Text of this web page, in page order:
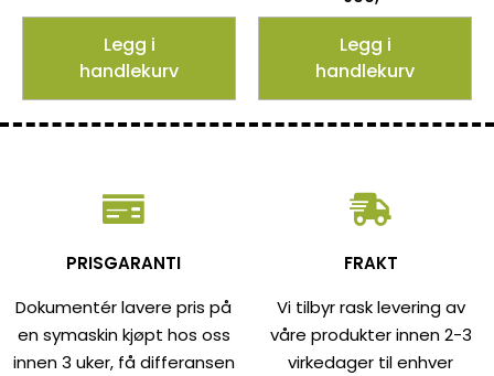
Legg i
handlekurv
Legg i
handlekurv
PRISGARANTI
Dokumentér lavere pris på
en symaskin kjøpt hos oss
innen 3 uker, få differansen
FRAKT
Vi tilbyr rask levering av
våre produkter innen 2-3
virkedager til enhver